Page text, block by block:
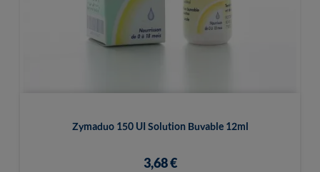
Zymaduo 150 UI Solution Buvable 12ml
3,68 €